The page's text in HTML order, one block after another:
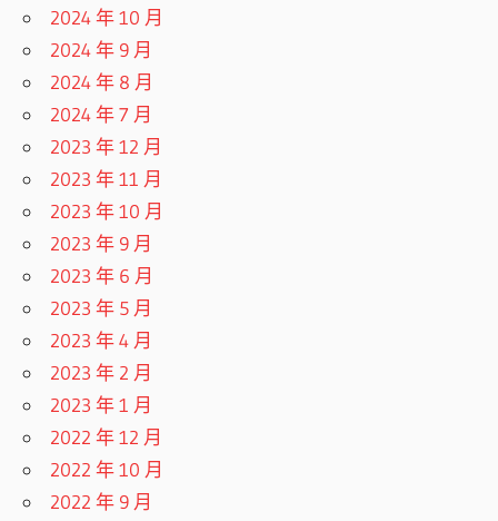
2024 年 10 月
2024 年 9 月
2024 年 8 月
2024 年 7 月
2023 年 12 月
2023 年 11 月
2023 年 10 月
2023 年 9 月
2023 年 6 月
2023 年 5 月
2023 年 4 月
2023 年 2 月
2023 年 1 月
2022 年 12 月
2022 年 10 月
2022 年 9 月